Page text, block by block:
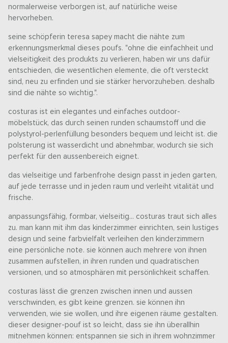
normalerweise verborgen ist, auf natürliche weise
hervorheben.
seine schöpferin teresa sapey macht die nähte zum
erkennungsmerkmal dieses poufs. "ohne die einfachheit und
vielseitigkeit des produkts zu verlieren, haben wir uns dafür
entschieden, die wesentlichen elemente, die oft versteckt
sind, neu zu erfinden und sie stärker hervorzuheben. deshalb
sind die nähte so wichtig.".
costuras ist ein elegantes und einfaches outdoor-
möbelstück, das durch seinen runden schaumstoff und die
polystyrol-perlenfüllung besonders bequem und leicht ist. die
polsterung ist wasserdicht und abnehmbar, wodurch sie sich
perfekt für den aussenbereich eignet.
das vielseitige und farbenfrohe design passt in jeden garten,
auf jede terrasse und in jeden raum und verleiht vitalität und
frische.
anpassungsfähig, formbar, vielseitig... costuras traut sich alles
zu. man kann mit ihm das kinderzimmer einrichten, sein lustiges
design und seine farbvielfalt verleihen den kinderzimmern
eine persönliche note. sie können auch mehrere von ihnen
zusammen aufstellen, in ihren runden und quadratischen
versionen, und so atmosphären mit persönlichkeit schaffen.
costuras lässt die grenzen zwischen innen und aussen
verschwinden, es gibt keine grenzen. sie können ihn
verwenden, wie sie wollen, und ihre eigenen räume gestalten.
dieser designer-pouf ist so leicht, dass sie ihn überallhin
mitnehmen können: entspannen sie sich in ihrem wohnzimmer